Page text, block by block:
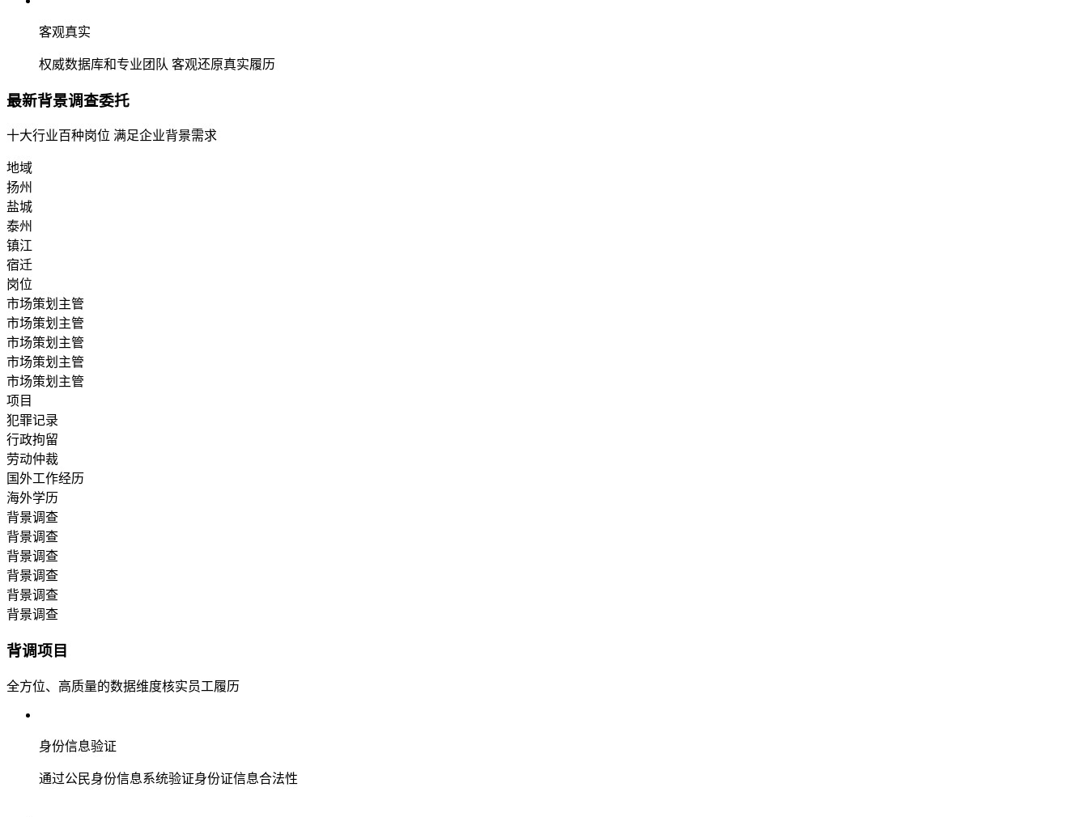
客观真实
权威数据库和专业团队 客观还原真实履历
最新背景调查委托
十大行业百种岗位 满足企业背景需求
地域
扬州
盐城
泰州
镇江
宿迁
岗位
市场策划主管
市场策划主管
市场策划主管
市场策划主管
市场策划主管
项目
犯罪记录
行政拘留
劳动仲裁
国外工作经历
海外学历
背景调查
背景调查
背景调查
背景调查
背景调查
背景调查
背调项目
全方位、高质量的数据维度核实员工履历
身份信息验证
通过公民身份信息系统验证身份证信息合法性